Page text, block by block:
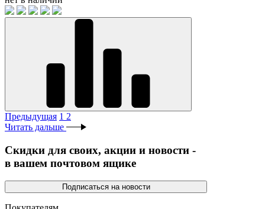
Предыдущая 1 2
Читать дальше
Скидки для своих, акции и новости -
в вашем почтовом ящике
Подписаться на новости